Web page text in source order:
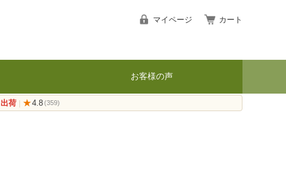
マイページ カート
お客様の声
出荷 | ★4.8 (359)